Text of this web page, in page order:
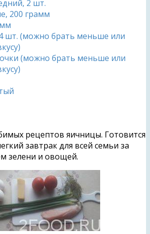
2 шт.
200 грамм
шт. (можно брать меньше или
(можно брать меньше или
рецептов яичницы. Готовится
завтрак для всей семьи за
зелени и овощей.